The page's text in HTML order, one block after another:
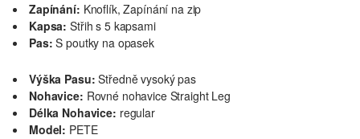
Zapínání: Knoflík, Zapínání na zip
Kapsa: Střih s 5 kapsami
Pas: S poutky na opasek
Výška Pasu: Středně vysoký pas
Nohavice: Rovné nohavice Straight Leg
Délka Nohavice: regular
Model: PETE